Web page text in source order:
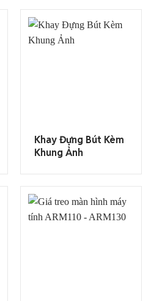
Khay Đựng Bút Kèm
Khung Ảnh